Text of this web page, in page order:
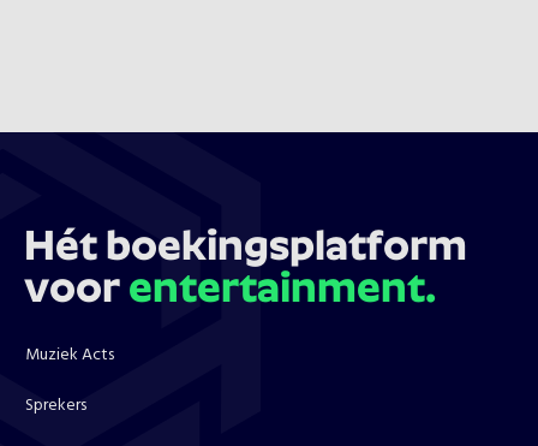
Hét boekingsplatform
voor entertainment.
Muziek Acts
Sprekers